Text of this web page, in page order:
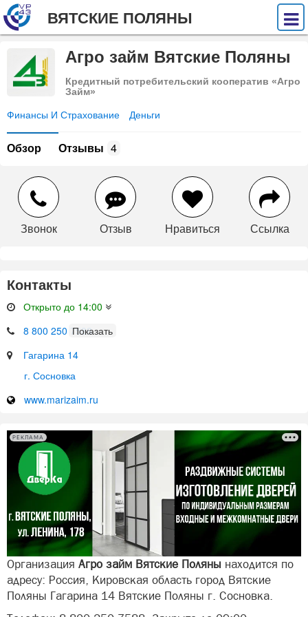
ВЯТСКИЕ ПОЛЯНЫ
Агро займ Вятские Поляны
Кредитный потребительский кооператив «Агро
Займ»
Финансы И Страхование Деньги
Обзор Отзывы 4
Звонок Отзыв Нравиться Ссылка
Контакты
Открыто до 14:00
8 800 250 7588
Гагарина 14
г. Сосновка
www.marizaim.ru
РЕКЛАМА
Организация Агро займ Вятские Поляны находится по
адресу: Россия, Кировская область город Вятские
Поляны Гагарина 14 Вятские Поляны г. Сосновка.